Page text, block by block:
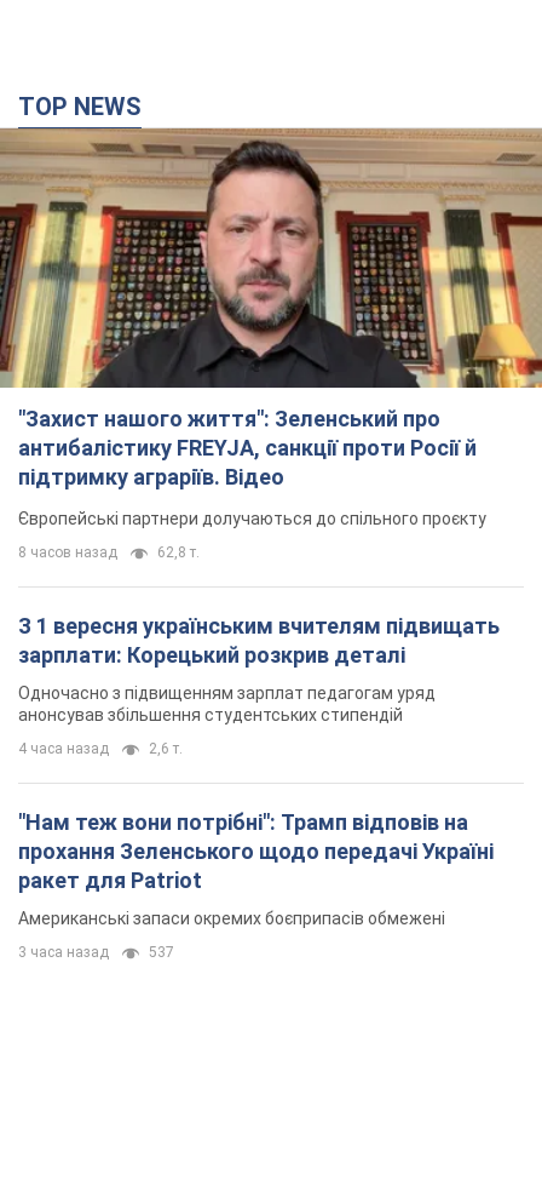
TOP NEWS
"Захист нашого життя": Зеленський про
антибалістику FREYJA, санкції проти Росії й
підтримку аграріїв. Відео
Європейські партнери долучаються до спільного проєкту
8 часов назад 62,8 т.
З 1 вересня українським вчителям підвищать
зарплати: Корецький розкрив деталі
Одночасно з підвищенням зарплат педагогам уряд
анонсував збільшення студентських стипендій
4 часа назад 2,6 т.
"Нам теж вони потрібні": Трамп відповів на
прохання Зеленського щодо передачі Україні
ракет для Patriot
Американські запаси окремих боєприпасів обмежені
3 часа назад 537